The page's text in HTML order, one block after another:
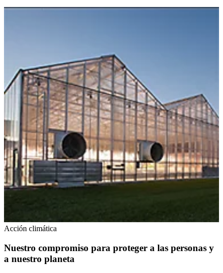
Acción climática
Nuestro compromiso para proteger a las personas y
a nuestro planeta